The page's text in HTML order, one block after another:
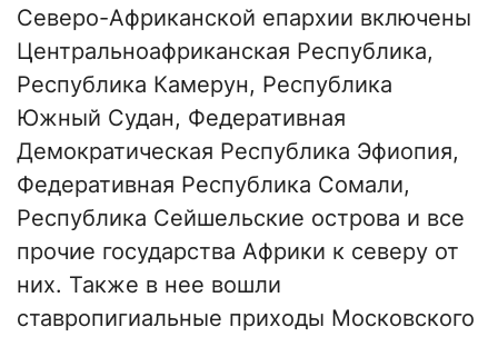
Северо-Африканской епархии включены
Центральноафриканская Республика,
Республика Камерун, Республика
Южный Судан, Федеративная
Демократическая Республика Эфиопия,
Федеративная Республика Сомали,
Республика Сейшельские острова и все
прочие государства Африки к северу от
них. Также в нее вошли
ставропигиальные приходы Московского